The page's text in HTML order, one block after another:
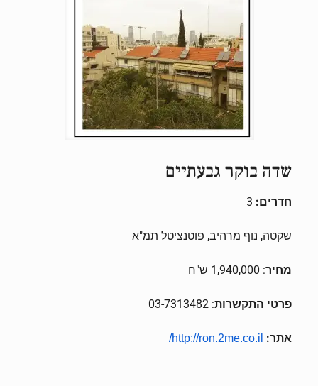
שדה בוקר גבעתיים
חדרים:
שקטה, נוף מרהיב, פוטנציטל תמ"א
מחיר: 1,940,000 ש"ח
פרטי התקשרות: 03-7313482
אתר: http://ron.2me.co.il/